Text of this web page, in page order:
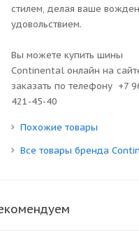
стилем, делая ваше
удовольствием.
Вы можете купить шины
Continental онлайн на
заказать по телефону +7
421-45-40
Похожие товары
Все товары бренда